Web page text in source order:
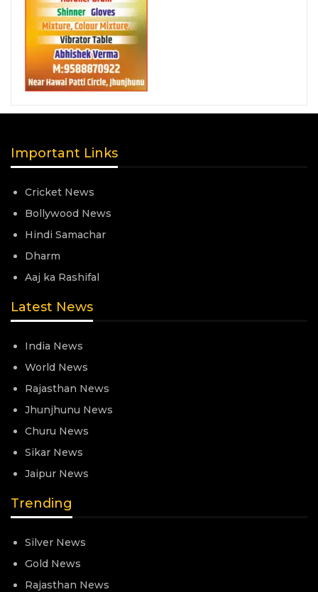
Important Links
Cricket News
Bollywood News
Hindi Samachar
Dharm
Aaj ka Rashifal
Latest News
India News
World News
Rajasthan News
Jhunjhunu News
Churu News
Sikar News
Jaipur News
Trending
Silver News
Gold News
Rajasthan News